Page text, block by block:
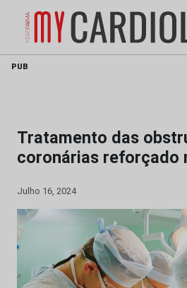
Skip
PUB
Tratamento das
coronárias reforçado
Julho 16, 2024